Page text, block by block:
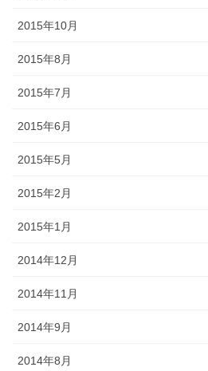
2015年10月
2015年8月
2015年7月
2015年6月
2015年5月
2015年2月
2015年1月
2014年12月
2014年11月
2014年9月
2014年8月